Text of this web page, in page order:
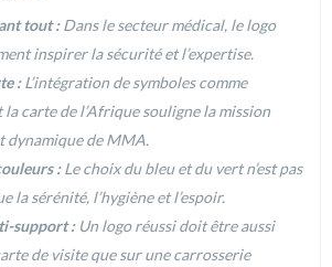
tout :Dans le secteur médical, le logo
inspirer la sécurité et l’expertise.
:L’intégration de symboles comme
la carte de l’Afrique souligne la mission
dynamique de MMA.
:Le choix du bleu et du vert n’est pas
la sérénité, l’hygiène et l’espoir.
support :Un logo réussi doit être aussi
de visite que sur une carrosserie